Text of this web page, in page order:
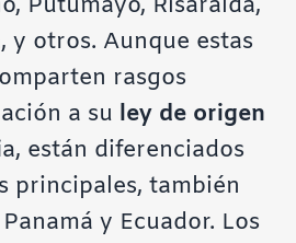
Putumayo, Risaralda,
y otros. Aunque estas
rasgos
a su ley de origen
a, están diferenciados
principales, también
y Ecuador. Los